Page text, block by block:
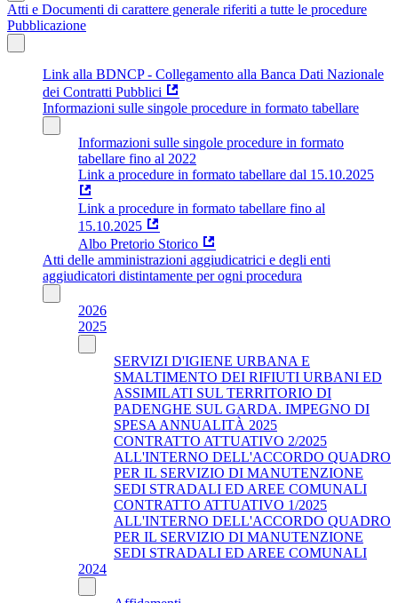
Atti e Documenti di carattere generale riferiti a tutte le procedure
Pubblicazione
Link alla BDNCP - Collegamento alla Banca Dati Nazionale
dei Contratti Pubblici
Informazioni sulle singole procedure in formato tabellare
Informazioni sulle singole procedure in formato
tabellare fino al 2022
Link a procedure in formato tabellare dal 15.10.2025
Link a procedure in formato tabellare fino al
15.10.2025
Albo Pretorio Storico
Atti delle amministrazioni aggiudicatrici e degli enti
aggiudicatori distintamente per ogni procedura
2026
2025
SERVIZI D'IGIENE URBANA E
SMALTIMENTO DEI RIFIUTI URBANI ED
ASSIMILATI SUL TERRITORIO DI
PADENGHE SUL GARDA. IMPEGNO DI
SPESA ANNUALITÀ 2025
CONTRATTO ATTUATIVO 2/2025
ALL'INTERNO DELL'ACCORDO QUADRO
PER IL SERVIZIO DI MANUTENZIONE
SEDI STRADALI ED AREE COMUNALI
CONTRATTO ATTUATIVO 1/2025
ALL'INTERNO DELL'ACCORDO QUADRO
PER IL SERVIZIO DI MANUTENZIONE
SEDI STRADALI ED AREE COMUNALI
2024